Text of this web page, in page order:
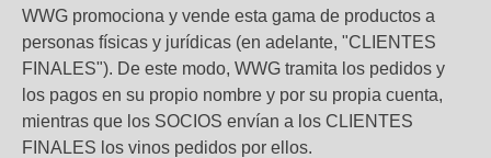
WWG promociona y vende esta gama de productos a
personas físicas y jurídicas (en adelante, "CLIENTES
FINALES"). De este modo, WWG tramita los pedidos y
los pagos en su propio nombre y por su propia cuenta,
mientras que los SOCIOS envían a los CLIENTES
FINALES los vinos pedidos por ellos.